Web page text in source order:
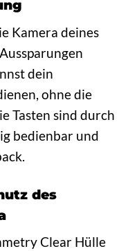
Kamera deines
dein
ohne die
Tasten sind durch
bedienbar und
des
Clear Hülle